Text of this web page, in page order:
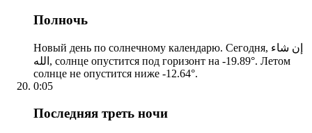
Полночь
Новый день по солнечному календарю. Сегодня, إن شاء
الله, солнце опустится под горизонт на -19.89°. Летом
солнце не опустится ниже -12.64°.
0:05
Последняя треть ночи